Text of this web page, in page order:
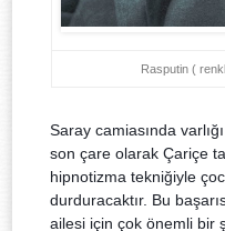
Rasputin (
Saray camiasında
son çare olarak Çariçe
hipnotizma tekniğiyle
durduracaktır. Bu
ailesi için çok önemli bir